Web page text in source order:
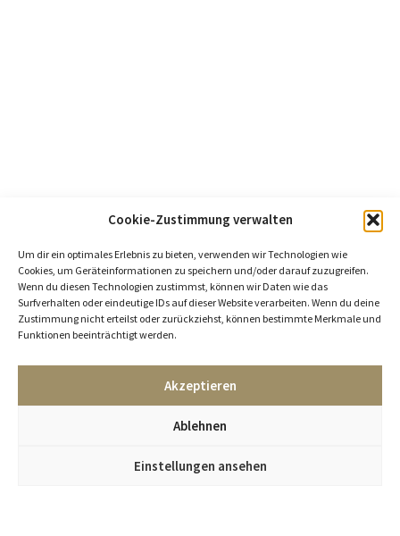
Cookie-Zustimmung verwalten
Um dir ein optimales Erlebnis zu bieten, verwenden wir Technologien wie
Cookies, um Geräteinformationen zu speichern und/oder darauf zuzugreifen.
Wenn du diesen Technologien zustimmst, können wir Daten wie das
Surfverhalten oder eindeutige IDs auf dieser Website verarbeiten. Wenn du deine
Zustimmung nicht erteilst oder zurückziehst, können bestimmte Merkmale und
Funktionen beeinträchtigt werden.
Akzeptieren
Ablehnen
Einstellungen ansehen